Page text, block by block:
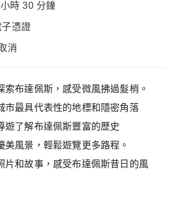
時 30 分鐘
憑證
消
索布達佩斯，感受微風拂過髮梢。
市最具代表性的地標和隱密角落
遊了解布達佩斯豐富的歷史
美風景，輕鬆遊覽更多路程。
片和故事，感受布達佩斯昔日的風